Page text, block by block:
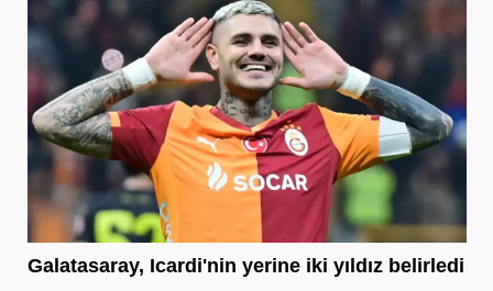
Galatasaray, Icardi'nin yerine iki yıldız belirledi